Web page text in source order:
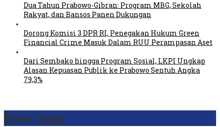
Dua Tahun Prabowo-Gibran: Program MBG, Sekolah
Rakyat, dan Bansos Panen Dukungan
Dorong Komisi 3 DPR RI, Penegakan Hukum Green
Financial Crime Masuk Dalam RUU Perampasan Aset
Dari Sembako hingga Program Sosial, LKPI Ungkap
Alasan Kepuasan Publik ke Prabowo Sentuh Angka
79,3%
Baca Juga